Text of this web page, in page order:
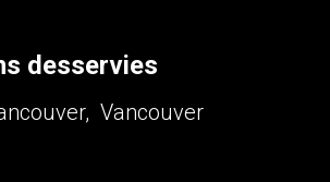
desservies
Vancouver